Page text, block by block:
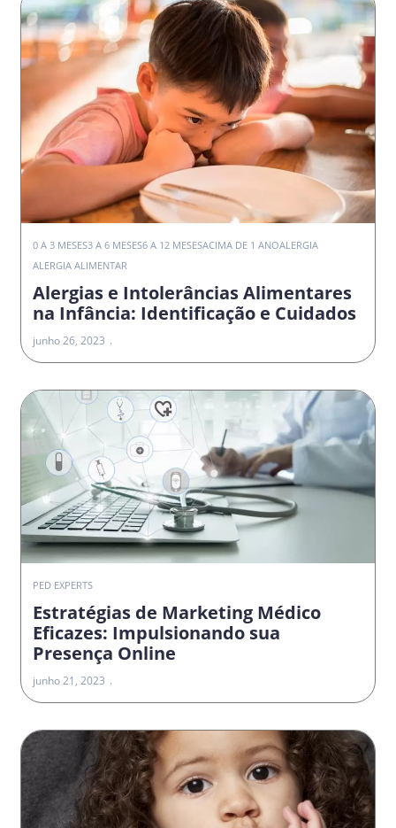
0 A 3 MESES3 A 6 MESES6 A 12 MESESACIMA DE 1 ANOALERGIA
ALERGIA ALIMENTAR
Alergias e Intolerâncias Alimentares
na Infância: Identificação e Cuidados
junho 26, 2023
PED EXPERTS
Estratégias de Marketing Médico
Eficazes: Impulsionando sua
Presença Online
junho 21, 2023